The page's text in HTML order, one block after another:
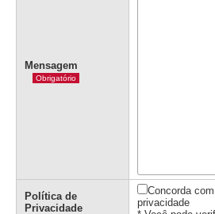
Mensagem
Obrigatório
Política de
Privacidade
Concorda
privacidade